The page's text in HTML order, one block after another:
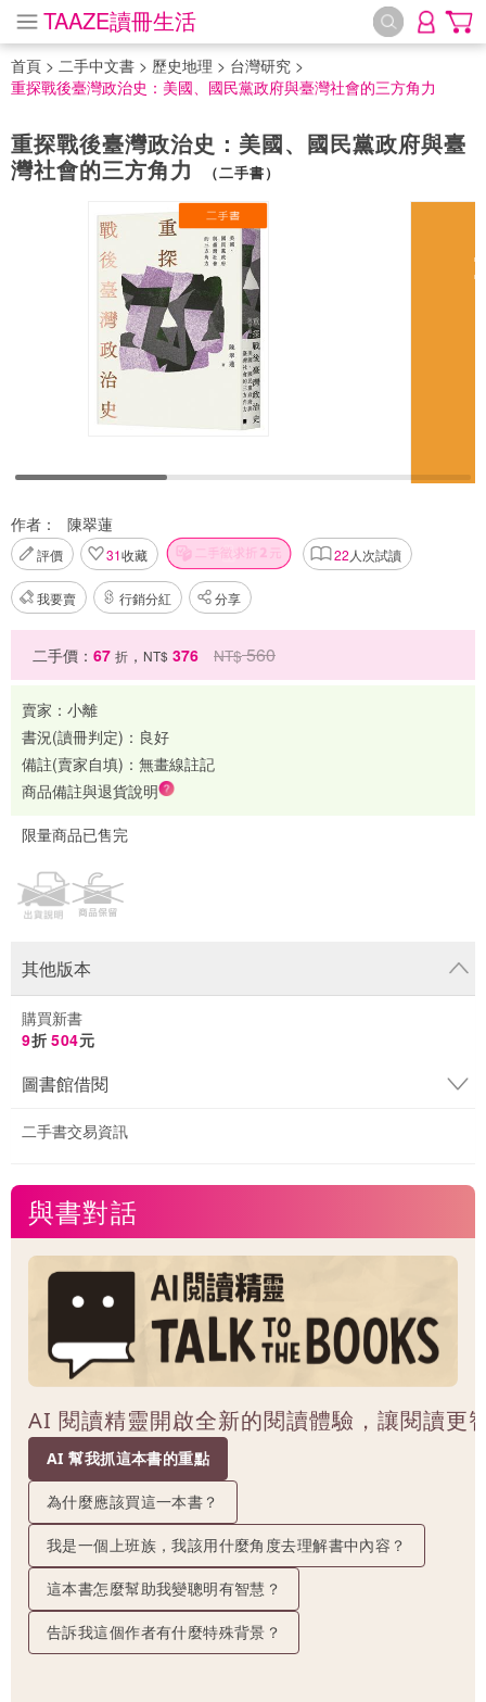
TAAZE讀冊生活
首頁 > 二手中文書 > 歷史地理 > 台灣研究 >
重探戰後臺灣政治史：美國、國民黨政府與臺灣社會的三方角力
重探戰後臺灣政治史：美國、國民黨政府與臺
灣社會的三方角力
（二手書）
作者： 陳翠蓮
評價 31收藏 22 人次試讀
我要賣 行銷分紅 分享
二手價： 67 折 ， NT$ 376 NT$ 560
賣家： 小離
書況(讀冊判定)： 良好
備註(賣家自填)： 無畫線註記
商品備註與退貨說明
限量商品已售完
其他版本
購買新書
9折 504元
圖書館借閱
二手書交易資訊
與書對話
AI 閱讀精靈開啟全新的閱讀體驗，讓閱讀更
AI 幫我抓這本書的重點
為什麼應該買這一本書？
我是一個上班族，我該用什麼角度去理解書中內容？
這本書怎麼幫助我變聰明有智慧？
告訴我這個作者有什麼特殊背景？